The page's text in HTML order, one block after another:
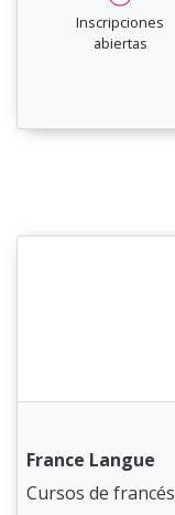
Inscripciones
abiertas
France Langue
Cursos de francés